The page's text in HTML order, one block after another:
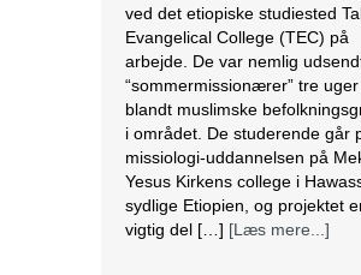
ved det etiopiske studiested
Evangelical College (TEC) på
arbejde. De var nemlig
“sommermissionærer” tre
blandt muslimske
i området. De studerende går
missiologi-uddannelsen på
Yesus Kirkens college i
sydlige Etiopien, og projektet
vigtig del […] [Læs mere...]